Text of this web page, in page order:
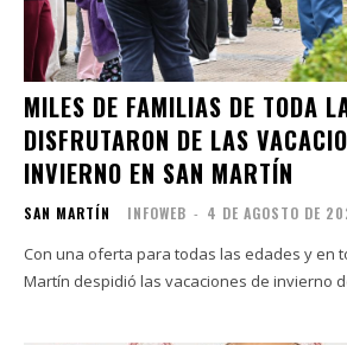
MILES DE FAMILIAS DE TODA
DISFRUTARON DE LAS
INVIERNO EN SAN MARTÍN
SAN MARTÍN INFOWEB - 4 DE AGOSTO DE
Con una oferta para todas las edades y en
Martín despidió las vacaciones de invierno